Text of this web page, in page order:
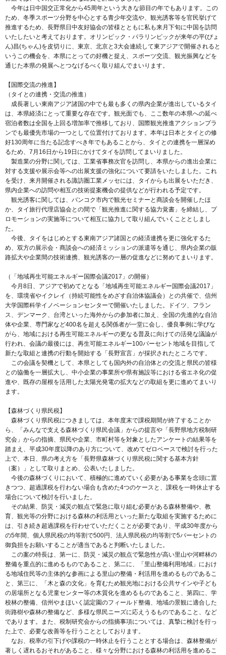
今年は日中国交正常化から45周年という大きな節目の年でもあります。この
ため、冬季スポーツ分野を中心とする青少年交流や、観光誘客等を官民挙げて
推進するため、長野県日中友好協会の皆様とともに私も来月下旬に中国を訪問
いたしたいと考えております。オリンピック・パラリンピックが来年の平(ぴょ
ん)昌(ちゃん)を皮切りに、東京、北京と3大会連続して東アジアで開催されると
いうこの機会を、本県にとっての好機と捉え、スポーツ交流、観光振興などを
通じた本県の発展へとつなげるべく取り組んでまいります。
【国際交流の推進】
（タイとの連携・交流の推進）
成長著しい東南アジア諸国の中でも最も多くの県内企業が進出しているタイ
は、本県経済にとって重要な存在です。観光面でも、ここ数年の本県への延べ
宿泊者数は全国を上回る増加率で推移しており、国際観光推進アクションプラ
ンでも最優先市場の一つとして位置付けております。本年は日本とタイとの修
好130周年に当たる記念すべき年でもあることから、タイとの連携を一層深め
るため、7月16日から19日にかけてタイを訪問してまいりました。
製造業の分野に関しては、工業省事務次官を訪問し、本県からの進出企業に
対する支援や展示会等への出展支援の強化について要請をいたしました。これ
を受け、来月開催される諏訪圏工業メッセには、タイからも出展をいただき、
県内企業への訪問や相互の技術提案機会の提供などが行われる予定です。
観光誘客に関しては、バンコク市内で観光セミナーと商談会を開催したほ
か、タイ旅行代理店協会との間で「観光推進に関する協力覚書」を締結し、プ
ロモーションの実施等について相互に協力して取り組んでいくこととしまし
た。
今後、タイをはじめとする東南アジア諸国との経済連携を更に強化するた
め、双方の展示会・商談会への経済ミッションの派遣等を通じ、県内企業の販
路拡大や企業間の技術連携、観光誘客の一層の促進などに努めてまいります。
（「地域再生可能エネルギー国際会議2017」の開催）
今月8日、アジアで初めてとなる「地域再生可能エネルギー国際会議2017」
を、環境省やイクレイ（持続可能性をめざす自治体協議会）との共催で、信州
大学国際科学イノベーションセンターで開催いたしました。ドイツ、フラン
ス、デンマーク、台湾といった海外からの参加者に加え、全国の先進的な自治
体や企業、専門家など400名を超える関係者が一堂に会し、優良事例に学びな
がら、地域における再生可能エネルギーの更なる普及に向けての活発な議論が
行われ、会議の最後には、再生可能エネルギー100パーセント地域を目指して
新たな取組と連携の行動を開始する「長野宣言」が採択されたところです。
この会議を契機として、本県としても国内外の自治体との交流と県民の皆様
との協働を一層拡大し、中小企業の事業所や県有施設等における省エネ化の促
進や、既存の屋根を活用した太陽光発電の拡大などの取組を更に進めてまいり
ます。
【森林づくり県民税】
森林づくり県民税につきましては、本年度末で課税期間が終了することか
ら、「みんなで支える森林づくり県民会議」からの提言や「長野県地方税制研
究会」からの指摘、県民や企業、市町村等を対象としたアンケートの結果等を
踏まえ、平成30年度以降のあり方について、改めてゼロベースで検討を行った
上で、本日、県の考え方を「長野県森林づくり県民税に関する基本方針
（案）」として取りまとめ、公表いたしました。
今後の森林づくりにおいて、積極的に進めていく必要がある事業を念頭に置
きつつ、超過課税を行わない場合も含めた4つのケースと、課税を一時休止する
場合について検討を行いました。
その結果、防災・減災の観点で緊急に取り組む必要がある森林整備や、教
育、観光等の分野における森林の利活用といった新たな取組を実施するために
は、引き続き超過課税を行わせていただくことが必要であり、平成30年度から
の5年間、個人県民税の均等割で500円、法人県民税の均等割で5パーセントの
御負担をお願いすることが適当であると判断いたしました。
この案の特長は、第一に、防災・減災の観点で緊急性が高い里山や河畔林の
整備を重点的に進めるものであること、第二に、「里山整備利用地域」におけ
る地域住民等の主体的な参画による里山の整備・利活用を進めるものであるこ
と、第三に、「木と森の文化」を育むため観光地における公共サインや子ども
の居場所となる児童センター等の木質化を進めるものであること、第四に、学
校林の整備、信州やまほいく認定園のフィールド整備、地域の景観に適合した
街路樹や森林の整備など、多様な県民ニーズに応えうるものであること、など
であります。また、税制研究会からの指摘事項については、真摯に検討を行っ
た上で、必要な改善等を行うこととしております。
なお、税率の引下げや課税の一時休止を行うこととする場合は、森林整備が
著しく遅れるおそれがあること、様々な分野における森林の利活用を進めるこ